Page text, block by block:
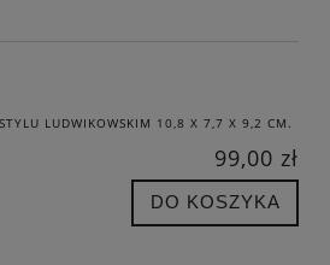
LUDWIKOWSKIM 10,8 X 7,7 X 9,2 CM.
99,00 zł
DO KOSZYKA